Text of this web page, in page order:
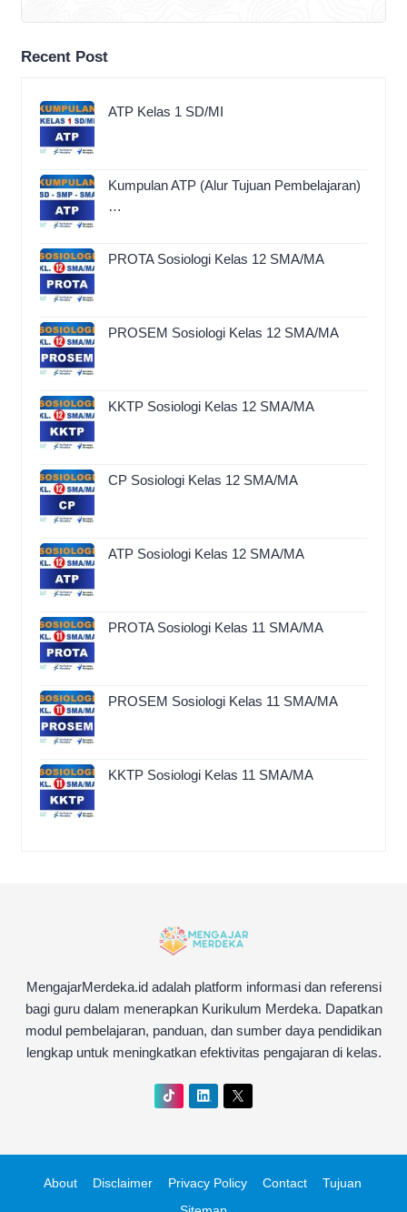
Recent Post
ATP Kelas 1 SD/MI
Kumpulan ATP (Alur Tujuan Pembelajaran)
…
PROTA Sosiologi Kelas 12 SMA/MA
PROSEM Sosiologi Kelas 12 SMA/MA
KKTP Sosiologi Kelas 12 SMA/MA
CP Sosiologi Kelas 12 SMA/MA
ATP Sosiologi Kelas 12 SMA/MA
PROTA Sosiologi Kelas 11 SMA/MA
PROSEM Sosiologi Kelas 11 SMA/MA
KKTP Sosiologi Kelas 11 SMA/MA
MengajarMerdeka.id adalah platform informasi dan referensi
bagi guru dalam menerapkan Kurikulum Merdeka. Dapatkan
modul pembelajaran, panduan, dan sumber daya pendidikan
lengkap untuk meningkatkan efektivitas pengajaran di kelas.
About Disclaimer Privacy Policy Contact
Tujuan